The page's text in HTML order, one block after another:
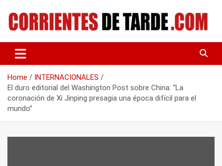
content
CORRIENTES DE TARDE
Home
INTERNACIONALES
El duro editorial del Washington Post sobre China: “La
coronación de Xi Jinping presagia una época difícil para el
mundo”